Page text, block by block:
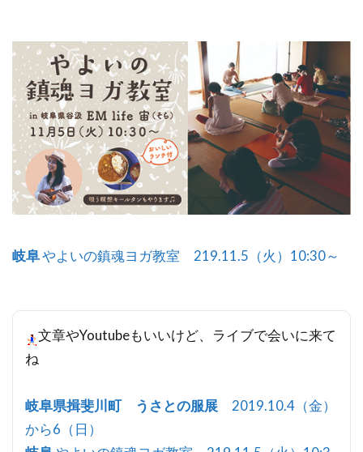
岐阜やよいの鎮魂ヨガ教室 219.11.5（火）10:30～
文章やYoutubeもいいけど、ライブで会いに来て
ね
岐阜県揖斐川町 うさとの服展 2019.10.4（金）
から6（日）